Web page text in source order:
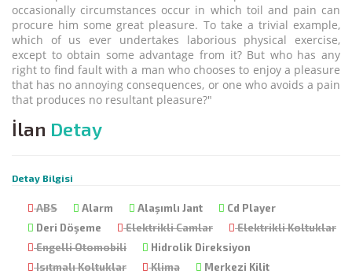
occasionally circumstances occur in which toil and pain can
procure him some great pleasure. To take a trivial example,
which of us ever undertakes laborious physical exercise,
except to obtain some advantage from it? But who has any
right to find fault with a man who chooses to enjoy a pleasure
that has no annoying consequences, or one who avoids a pain
that produces no resultant pleasure?"
İlan Detay
Detay Bilgisi
ABS Alarm Alaşımlı Jant
Cd Player
Deri Döşeme
Elektrikli Camlar
Elektrikli Koltuklar
Engelli Otomobili
Hidrolik Direksiyon
Isıtmalı Koltuklar
Klima
Merkezi Kilit